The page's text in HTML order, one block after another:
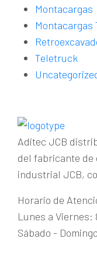
Montacargas
Montacargas
Teletruck
Aditec JCB
del fabricante de
industrial JCB,
Horario de
Lunes a Viernes:
Sábado -